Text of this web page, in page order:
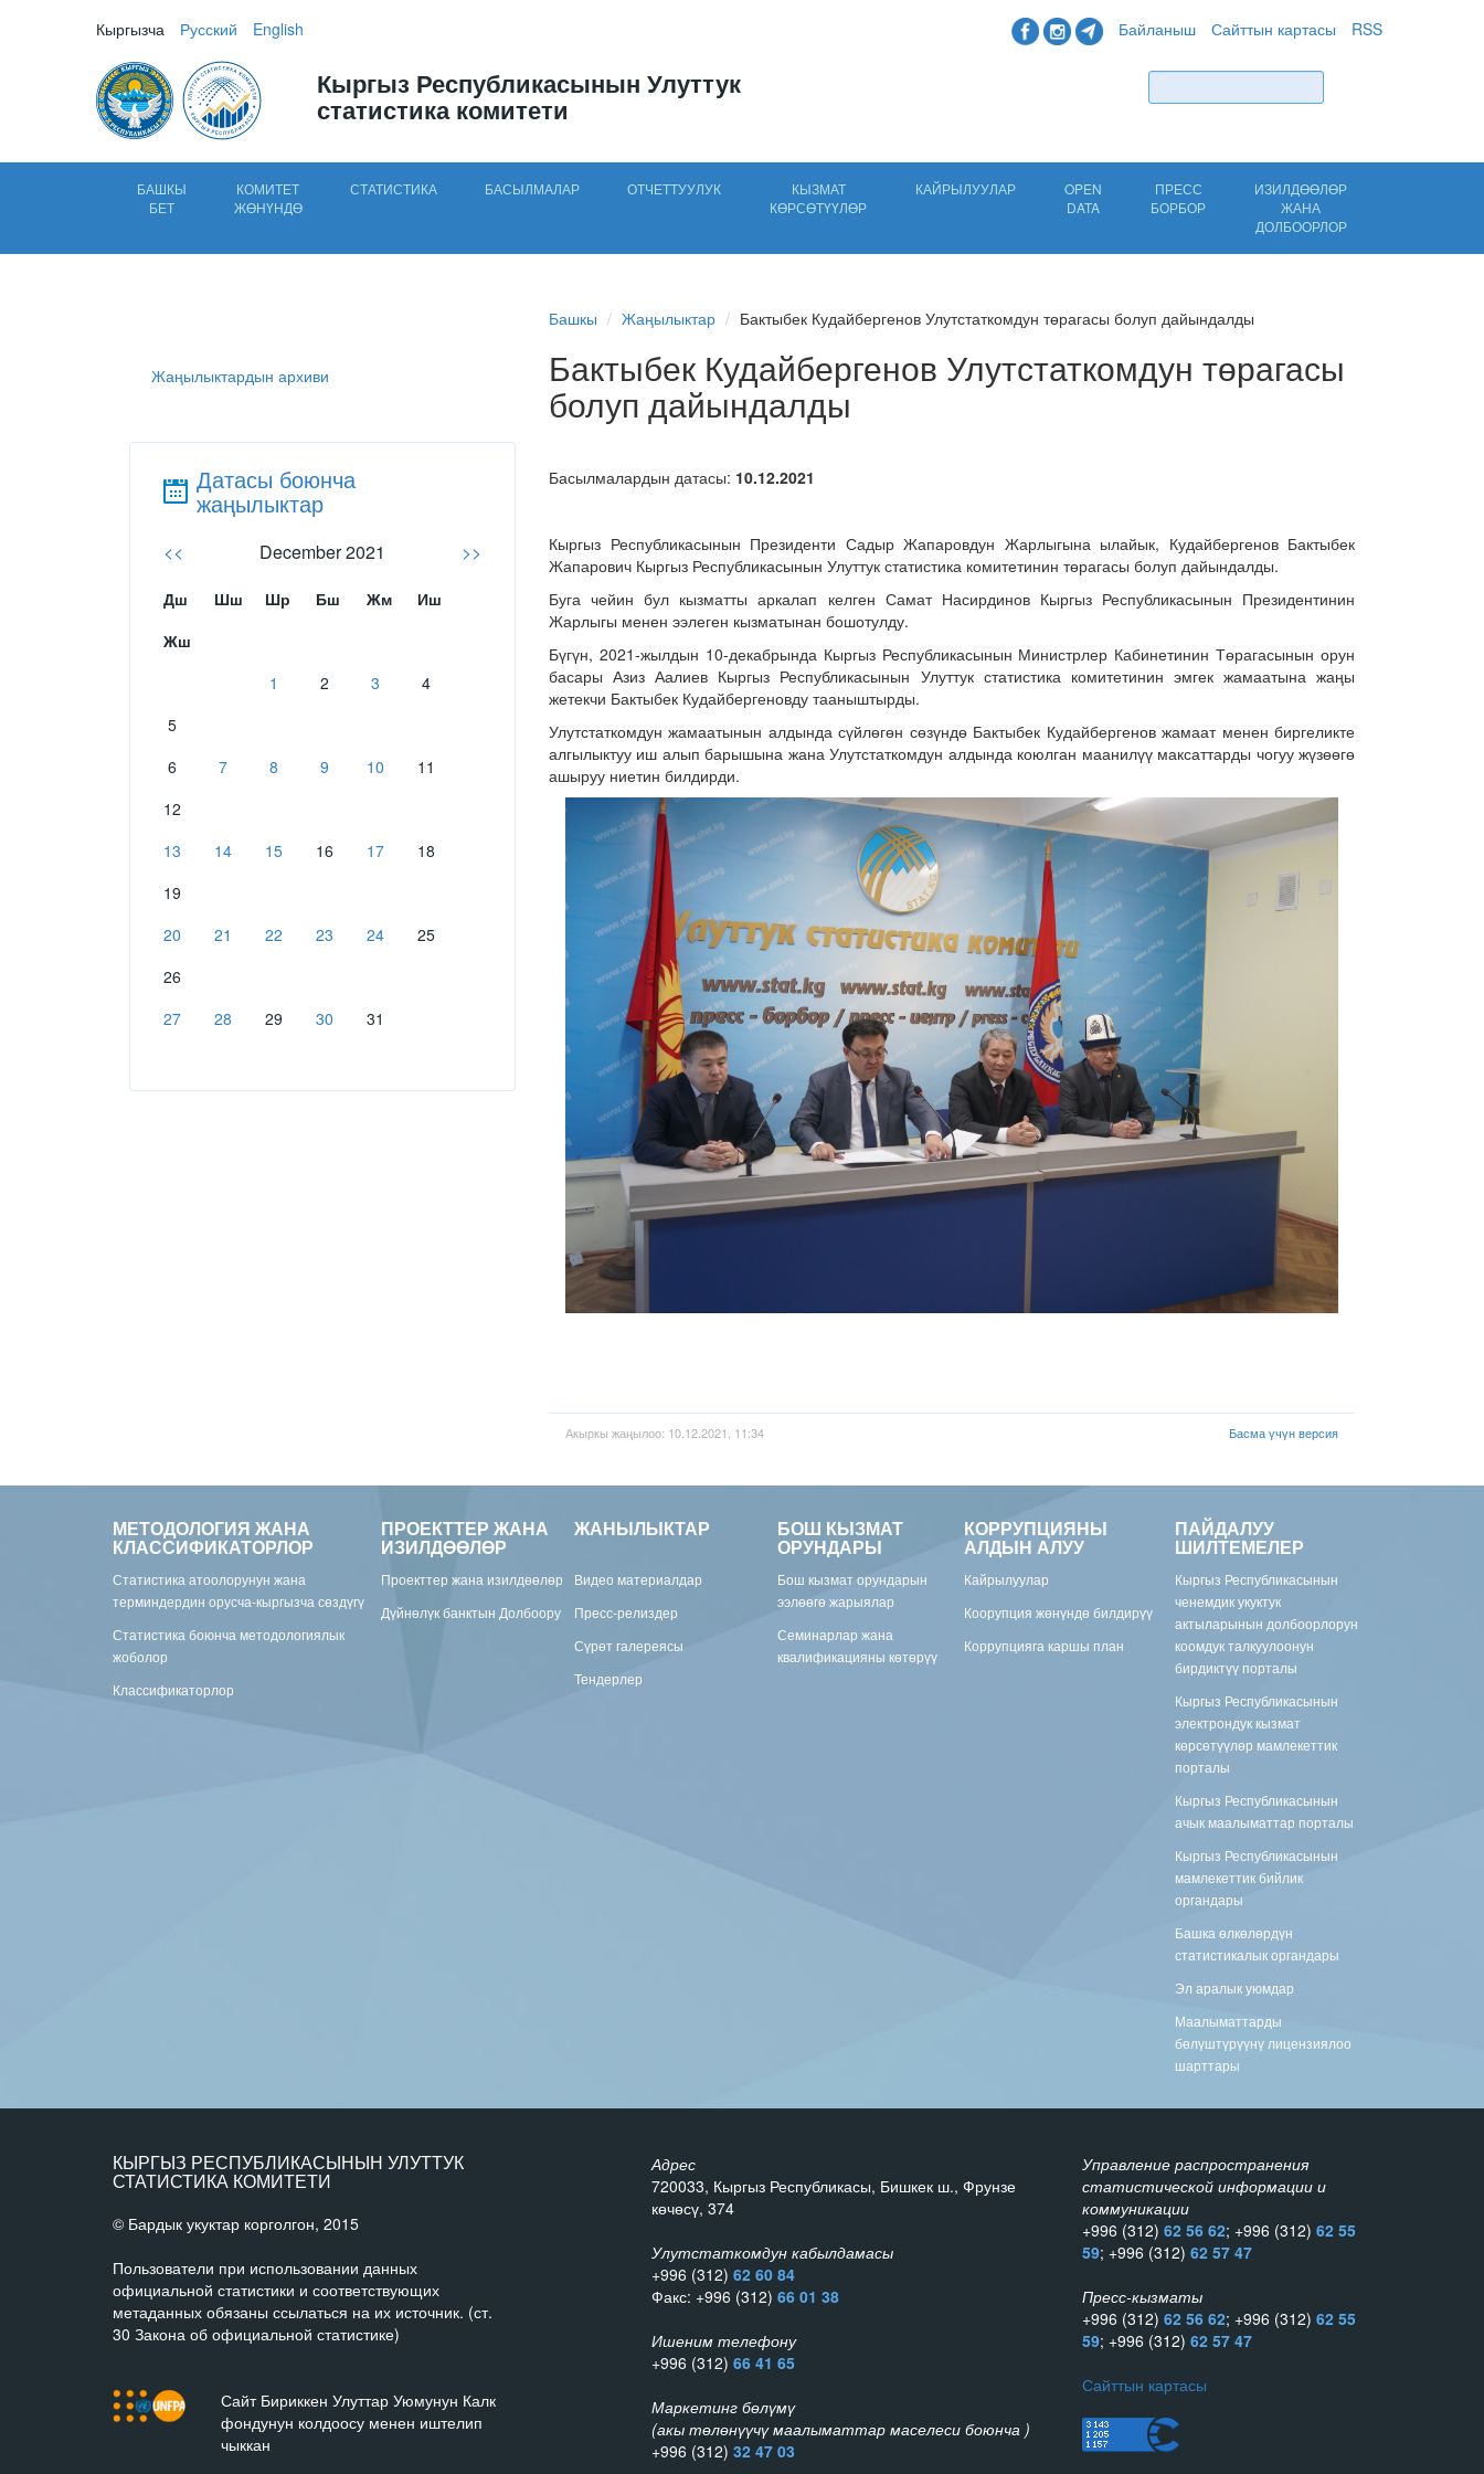
Кыргызча Русский English Байланыш Сайттын картасы RSS
Кыргыз Республикасынын Улуттук
статистика комитети
БАШКЫ
БЕТ
КОМИТЕТ
ЖӨНҮНДӨ
СТАТИСТИКА БАСЫЛМАЛАР ОТЧЕТТУУЛУК
КЫЗМАТ
КӨРСӨТҮҮЛӨР
КАЙРЫЛУУЛАР
OPEN
DATA
ПРЕСС
БОРБОР
ИЗИЛДӨӨЛӨР
ЖАНА
ДОЛБООРЛОР
Жаңылыктардын архиви
Датасы боюнча
жаңылыктар
<< December 2021 >>
Дш Шш Шр Бш Жм
Иш
Жш
1
2 3
4
5
6
7 8 9 10
11
12
13
14 15 16 17
18
19
20
21 22 23 24
25
26
27
28 29 30 31
Башкы Жаңылыктар Бактыбек Кудайбергенов Улутстаткомдун төрагасы болуп дайындалды
Бактыбек Кудайбергенов Улутстаткомдун төрагасы
болуп дайындалды
Басылмалардын датасы: 10.12.2021
Кыргыз Республикасынын Президенти Садыр Жапаровдун Жарлыгына ылайык, Кудайбергенов Бактыбек
Жапарович Кыргыз Республикасынын Улуттук статистика комитетинин төрагасы болуп дайындалды.
Буга чейин бул кызматты аркалап келген Самат Насирдинов Кыргыз Республикасынын Президентинин
Жарлыгы менен ээлеген кызматынан бошотулду.
Бүгүн, 2021-жылдын 10-декабрында Кыргыз Республикасынын Министрлер Кабинетинин Төрагасынын орун
басары Азиз Аалиев Кыргыз Республикасынын Улуттук статистика комитетинин эмгек жамаатына жаңы
жетекчи Бактыбек Кудайбергеновду тааныштырды.
Улутстаткомдун жамаатынын алдында сүйлөгөн сөзүндө Бактыбек Кудайбергенов жамаат менен биргеликте
алгылыктуу иш алып барышына жана Улутстаткомдун алдында коюлган маанилүү максаттарды чогуу жүзөөгө
ашыруу ниетин билдирди.
Акыркы жаңылоо: 10.12.2021, 11:34 Басма үчүн версия
МЕТОДОЛОГИЯ ЖАНА
КЛАССИФИКАТОРЛОР
Статистика атоолорунун жана
терминдердин орусча-кыргызча сөздүгү
Статистика боюнча методологиялык
жоболор
Классификаторлор
ПРОЕКТТЕР ЖАНА
ИЗИЛДӨӨЛӨР
Проекттер жана изилдөөлөр
Дүйнөлүк банктын Долбоору
ЖАНЫЛЫКТАР
Видео материалдар
Пресс-релиздер
Сүрөт галереясы
Тендерлер
БОШ КЫЗМАТ
ОРУНДАРЫ
Бош кызмат орундарын
ээлөөгө жарыялар
Семинарлар жана
квалификацияны көтөрүү
КОРРУПЦИЯНЫ
АЛДЫН АЛУУ
Кайрылуулар
Коорупция жөнүндө билдирүү
Коррупцияга каршы план
ПАЙДАЛУУ
ШИЛТЕМЕЛЕР
Кыргыз Республикасынын
ченемдик укуктук
актыларынын долбоорлорун
коомдук талкуулоонун
бирдиктүү порталы
Кыргыз Республикасынын
электрондук кызмат
көрсөтүүлөр мамлекеттик
порталы
Кыргыз Республикасынын
ачык маалыматтар порталы
Кыргыз Республикасынын
мамлекеттик бийлик
органдары
Башка өлкөлөрдүн
статистикалык органдары
Эл аралык уюмдар
Маалыматтарды
бөлүштүрүүнү лицензиялоо
шарттары
КЫРГЫЗ РЕСПУБЛИКАСЫНЫН УЛУТТУК
СТАТИСТИКА КОМИТЕТИ
© Бардык укуктар корголгон, 2015
Пользователи при использовании данных
официальной статистики и соответствующих
метаданных обязаны ссылаться на их источник. (ст.
30 Закона об официальной статистике)
Сайт Бириккен Улуттар Уюмунун Калк
фондунун колдоосу менен иштелип
чыккан
Адрес
720033, Кыргыз Республикасы, Бишкек ш., Фрунзе
көчөсү, 374
Улутстаткомдун кабылдамасы
+996 (312) 62 60 84
Факс: +996 (312) 66 01 38
Ишеним телефону
+996 (312) 66 41 65
Маркетинг бөлүмү
(акы төлөнүүчү маалыматтар маселеси боюнча )
+996 (312) 32 47 03
Управление распространения
статистической информации и
коммуникации
+996 (312) 62 56 62; +996 (312) 62 55
59; +996 (312) 62 57 47
Пресс-кызматы
+996 (312) 62 56 62; +996 (312) 62 55
59; +996 (312) 62 57 47
Сайттын картасы